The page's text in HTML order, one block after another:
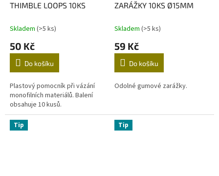
THIMBLE LOOPS 10KS
Skladem (>5 ks)
50 Kč
Do košíku
Plastový pomocník při vázání
monofilních materiálů. Balení
obsahuje 10 kusů.
ZARÁŽKY 10KS Ø15MM
Skladem (>5 ks)
59 Kč
Do košíku
Odolné gumové zarážky.
Tip Tip